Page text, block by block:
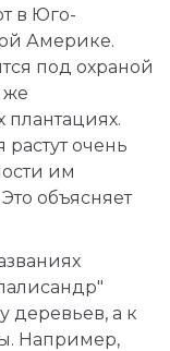
в Юго-
Америке.
под охраной
же
плантациях.
очень
им
объясняет
деревьев, а к
Например,